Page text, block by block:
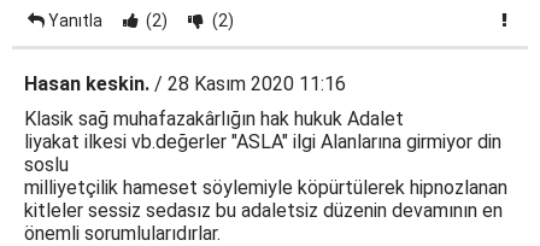
Yanıtla (2) (2)
Hasan keskin. / 28 Kasım 2020 11:16
Klasik sağ muhafazakârlığın hak hukuk Adalet
liyakat ilkesi vb.değerler "ASLA" ilgi Alanlarına girmiyor din
soslu
milliyetçilik hameset söylemiyle köpürtülerek hipnozlanan
kitleler sessiz sedasız bu adaletsiz düzenin devamının en
önemli sorumlularıdırlar.